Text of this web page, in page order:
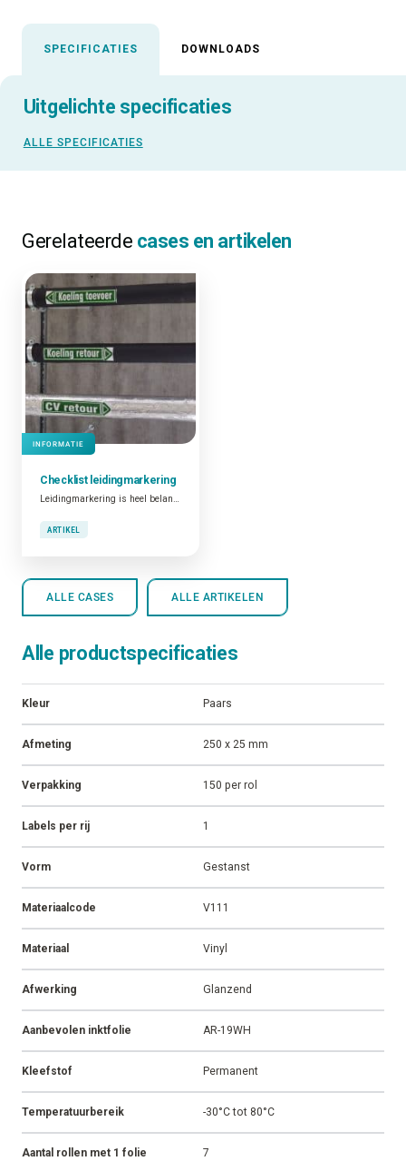
SPECIFICATIES DOWNLOADS
Uitgelichte specificaties
ALLE SPECIFICATIES
Gerelateerde cases en artikelen
INFORMATIE
Checklist leidingmarkering
ARTIKEL
ALLE CASES ALLE ARTIKELEN
Alle productspecificaties
Kleur Paars
Afmeting 250 x 25 mm
Verpakking 150 per rol
Labels per rij 1
Vorm Gestanst
Materiaalcode V111
Materiaal Vinyl
Afwerking Glanzend
Aanbevolen inktfolie AR-19WH
Kleefstof Permanent
Temperatuurbereik -30°C tot 80°C
Aantal rollen met 1 folie 7